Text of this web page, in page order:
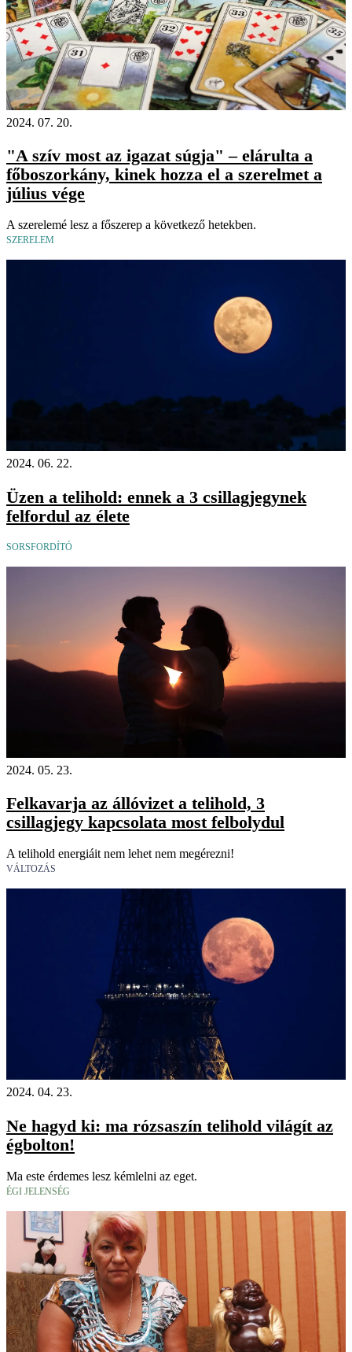
2024. 07. 20.
"A szív most az igazat súgja" – elárulta a
főboszorkány, kinek hozza el a szerelmet a
július vége
A szerelemé lesz a főszerep a következő hetekben.
SZERELEM
2024. 06. 22.
Üzen a telihold: ennek a 3 csillagjegynek
felfordul az élete
SORSFORDÍTÓ
2024. 05. 23.
Felkavarja az állóvizet a telihold, 3
csillagjegy kapcsolata most felbolydul
A telihold energiáit nem lehet nem megérezni!
VÁLTOZÁS
2024. 04. 23.
Ne hagyd ki: ma rózsaszín telihold világít az
égbolton!
Ma este érdemes lesz kémlelni az eget.
ÉGI JELENSÉG